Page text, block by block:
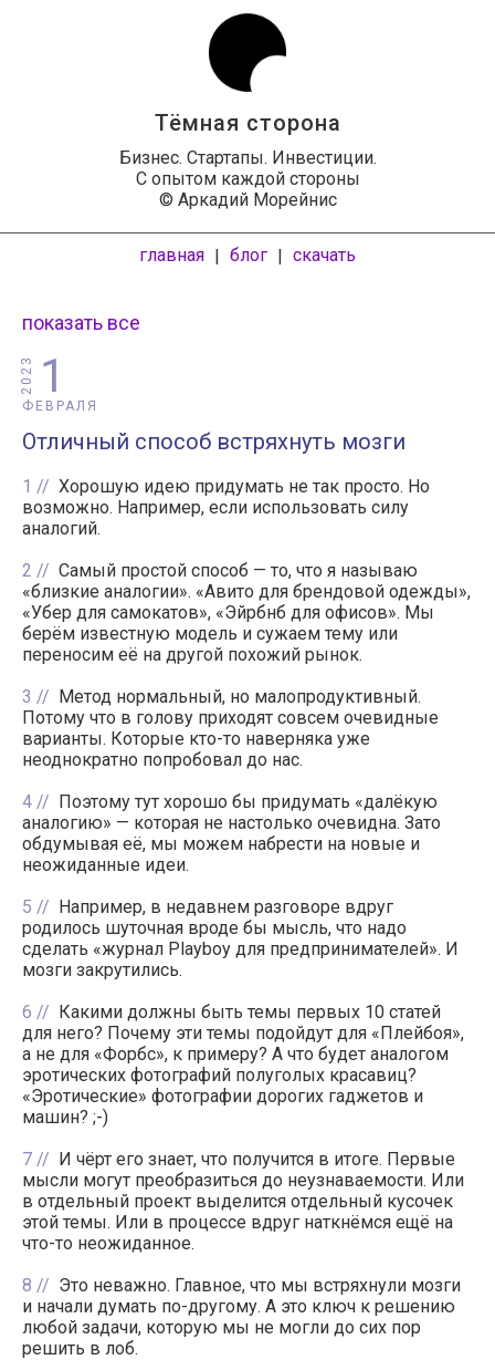
Тёмная сторона
Бизнес. Стартапы. Инвестиции.
С опытом каждой стороны
© Аркадий Морейнис
главная | блог | скачать
показать все
1
ФЕВРАЛЯ
2023
Отличный способ встряхнуть мозги
1
Хорошую идею придумать не так просто. Но
возможно. Например, если использовать силу
аналогий.
2
Самый простой способ — то, что я называю
«близкие аналогии». «Авито для брендовой одежды»,
«Убер для самокатов», «Эйрбнб для офисов». Мы
берём известную модель и сужаем тему или
переносим её на другой похожий рынок.
3
Метод нормальный, но малопродуктивный.
Потому что в голову приходят совсем очевидные
варианты. Которые кто-то наверняка уже
неоднократно попробовал до нас.
4
Поэтому тут хорошо бы придумать «далёкую
аналогию» — которая не настолько очевидна. Зато
обдумывая её, мы можем набрести на новые и
неожиданные идеи.
5
Например, в недавнем разговоре вдруг
родилось шуточная вроде бы мысль, что надо
сделать «журнал Playboy для предпринимателей». И
мозги закрутились.
6
Какими должны быть темы первых 10 статей
для него? Почему эти темы подойдут для «Плейбоя»,
а не для «Форбс», к примеру? А что будет аналогом
эротических фотографий полуголых красавиц?
«Эротические» фотографии дорогих гаджетов и
машин? ;-)
7
И чёрт его знает, что получится в итоге. Первые
мысли могут преобразиться до неузнаваемости. Или
в отдельный проект выделится отдельный кусочек
этой темы. Или в процессе вдруг наткнёмся ещё на
что-то неожиданное.
8
Это неважно. Главное, что мы встряхнули мозги
и начали думать по-другому. А это ключ к решению
любой задачи, которую мы не могли до сих пор
решить в лоб.